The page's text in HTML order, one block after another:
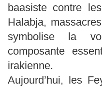
baasiste contre
Halabja,
symbolise la
composante
irakienne.
Aujourd’hui, les